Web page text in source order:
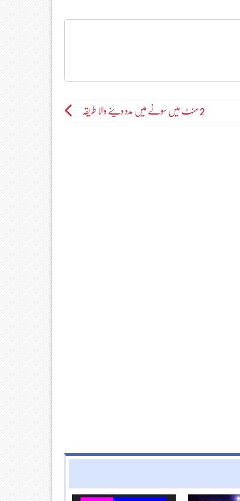
2 منٹ میں سونے میں مدد دینے والا طریقہ